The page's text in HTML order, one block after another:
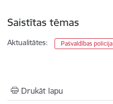
Saistītas tēmas
Aktualitātes: Pašvaldības policija
Drukāt lapu